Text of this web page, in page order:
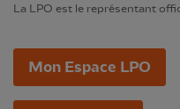
La LPO est le représentant
Mon Espace LPO